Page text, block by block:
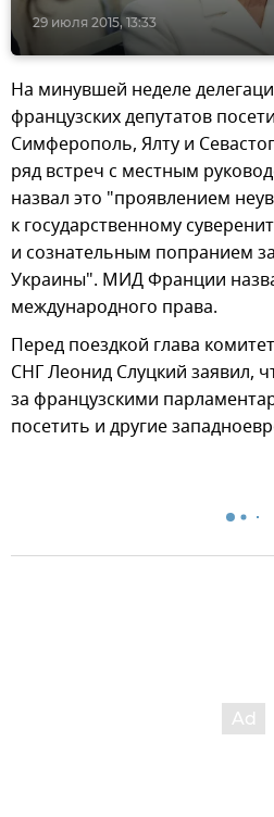
29 июля 2015, 13:33
На минувшей неделе
французских депутатов
Симферополь, Ялту и
ряд встреч с местным
назвал это "проявлением
к государственному
и сознательным попранием
Украины". МИД Франции
международного права.
Перед поездкой глава
СНГ Леонид Слуцкий заявил,
за французскими
посетить и другие